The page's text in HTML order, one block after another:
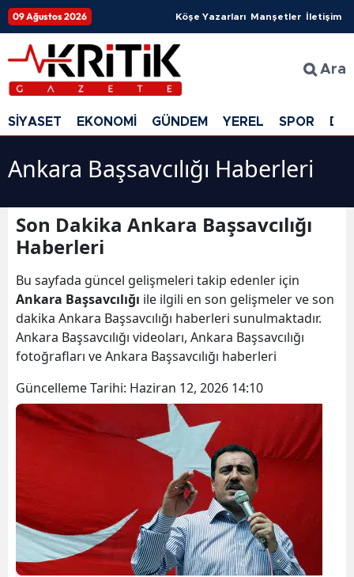
09 Ağustos 2026 Köşe Yazarları Manşetler İletişim
Ara
SİYASET EKONOMİ GÜNDEM YEREL SPOR
Ankara Başsavcılığı Haberleri
Son Dakika Ankara Başsavcılığı
Haberleri
Bu sayfada güncel gelişmeleri takip edenler için
Ankara Başsavcılığı ile ilgili en son gelişmeler ve son
dakika Ankara Başsavcılığı haberleri sunulmaktadır.
Ankara Başsavcılığı videoları, Ankara Başsavcılığı
fotoğrafları ve Ankara Başsavcılığı haberleri
Güncelleme Tarihi: Haziran 12, 2026 14:10